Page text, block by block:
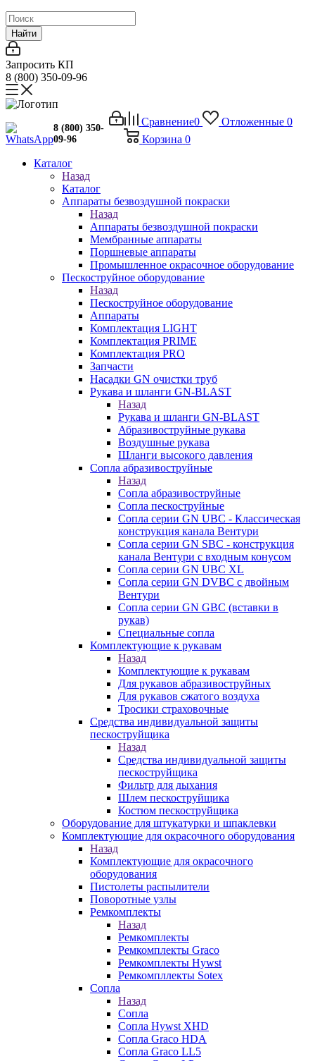
Найти
Запросить КП
8 (800) 350-09-96
Сравнение0 Отложенные 0
Корзина 0
8 (800) 350-
09-96
Каталог
Назад
Каталог
Аппараты безвоздушной покраски
Назад
Аппараты безвоздушной покраски
Мембранные аппараты
Поршневые аппараты
Промышленное окрасочное оборудование
Пескоструйное оборудование
Назад
Пескоструйное оборудование
Аппараты
Комплектация LIGHT
Комплектация PRIME
Комплектация PRO
Запчасти
Насадки GN очистки труб
Рукава и шланги GN-BLAST
Назад
Рукава и шланги GN-BLAST
Абразивоструйные рукава
Воздушные рукава
Шланги высокого давления
Сопла абразивоструйные
Назад
Сопла абразивоструйные
Сопла пескоструйные
Сопла серии GN UBC - Классическая
конструкция канала Вентури
Сопла серии GN SBC - конструкция
канала Вентури c входным конусом
Сопла серии GN UBC XL
Сопла серии GN DVBC с двойным
Вентури
Сопла серии GN GBC (вставки в
рукав)
Специальные сопла
Комплектующие к рукавам
Назад
Комплектующие к рукавам
Для рукавов абразивоструйных
Для рукавов сжатого воздуха
Тросики страховочные
Средства индивидуальной защиты
пескоструйщика
Назад
Средства индивидуальной защиты
пескоструйщика
Фильтр для дыхания
Шлем пескоструйщика
Костюм пескоструйщика
Оборудование для штукатурки и шпаклевки
Комплектующие для окрасочного оборудования
Назад
Комплектующие для окрасочного
оборудования
Пистолеты распылители
Поворотные узлы
Ремкомплекты
Назад
Ремкомплекты
Ремкомплекты Graco
Ремкомплекты Hywst
Ремкомпллекты Sotex
Сопла
Назад
Сопла
Сопла Hywst XHD
Сопла Graco HDA
Сопла Graco LL5